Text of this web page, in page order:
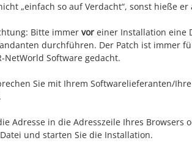
„einfach so auf Verdacht“, sonst hieße er
Bitte immer vor einer Installation eine
durchführen. Der Patch ist immer
NetWorld Software gedacht.
Sie mit Ihrem Softwarelieferanten/
Adresse in die Adresszeile Ihres Browsers
und starten Sie die Installation.